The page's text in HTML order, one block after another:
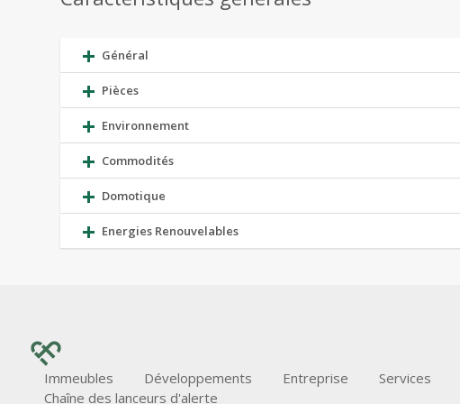
Général
Pièces
Environnement
Commodités
Domotique
Energies Renouvelables
Immeubles Développements Entreprise Services
Chaîne des lanceurs d'alerte